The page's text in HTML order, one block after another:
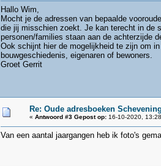
Hallo Wim,
Mocht je de adressen van bepaalde
die jij misschien zoekt. Je kan terecht in de
personen/families staan aan de achterzijde
Ook schijnt hier de mogelijkheid te zijn om
bouwgeschiedenis, eigenaren of bewoners.
Groet Gerrit
Re: Oude adresboeken
« Antwoord #3 Gepost op:16-10-2020,
Van een aantal jaargangen heb ik foto's